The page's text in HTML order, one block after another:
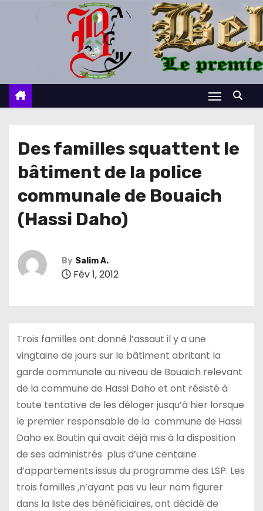
c
Des familles squattent le
bâtiment de la police
communale de Bouaich
(Hassi Daho)
By Salim A.
Fév 1, 2012
Trois familles ont donné l’assaut il y a une
vingtaine de jours sur le bâtiment abritant la
garde communale au niveau de Bouaich relevant
de la commune de Hassi Daho et ont résisté à
toute tentative de les déloger jusqu’à hier lorsque
le premier responsable de la commune de Hassi
Daho ex Boutin qui avait déjà mis à la disposition
de ses administrés plus d’une centaine
d’appartements issus du programme des LSP. Les
trois familles ,n’ayant pas vu leur nom figurer
dans la liste des bénéficiaires, ont décidé de